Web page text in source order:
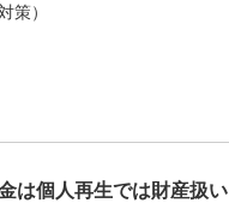
策）
は個人再生では財産扱い